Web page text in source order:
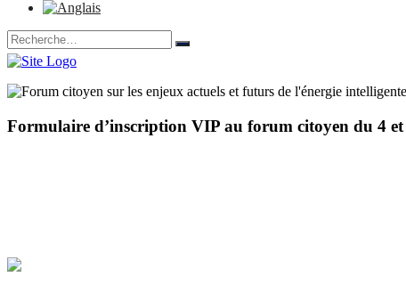
Formulaire d’inscription VIP au forum citoyen du 4 et